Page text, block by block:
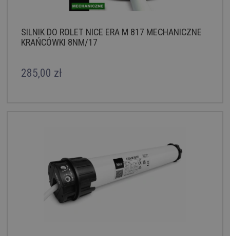
SILNIK DO ROLET NICE ERA M 817 MECHANICZNE
KRAŃCÓWKI 8NM/17
285,00 zł